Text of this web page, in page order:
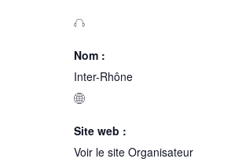
Nom :
Inter-Rhône
Site web :
Voir le site Organisateur